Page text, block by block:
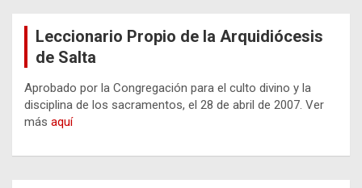
Leccionario Propio de la Arquidiócesis
de Salta
Aprobado por la Congregación para el culto divino y la
disciplina de los sacramentos, el 28 de abril de 2007. Ver
más aquí